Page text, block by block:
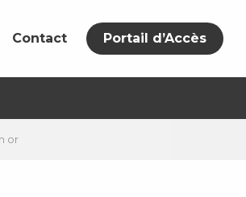
Contact Portail d’Accès
or